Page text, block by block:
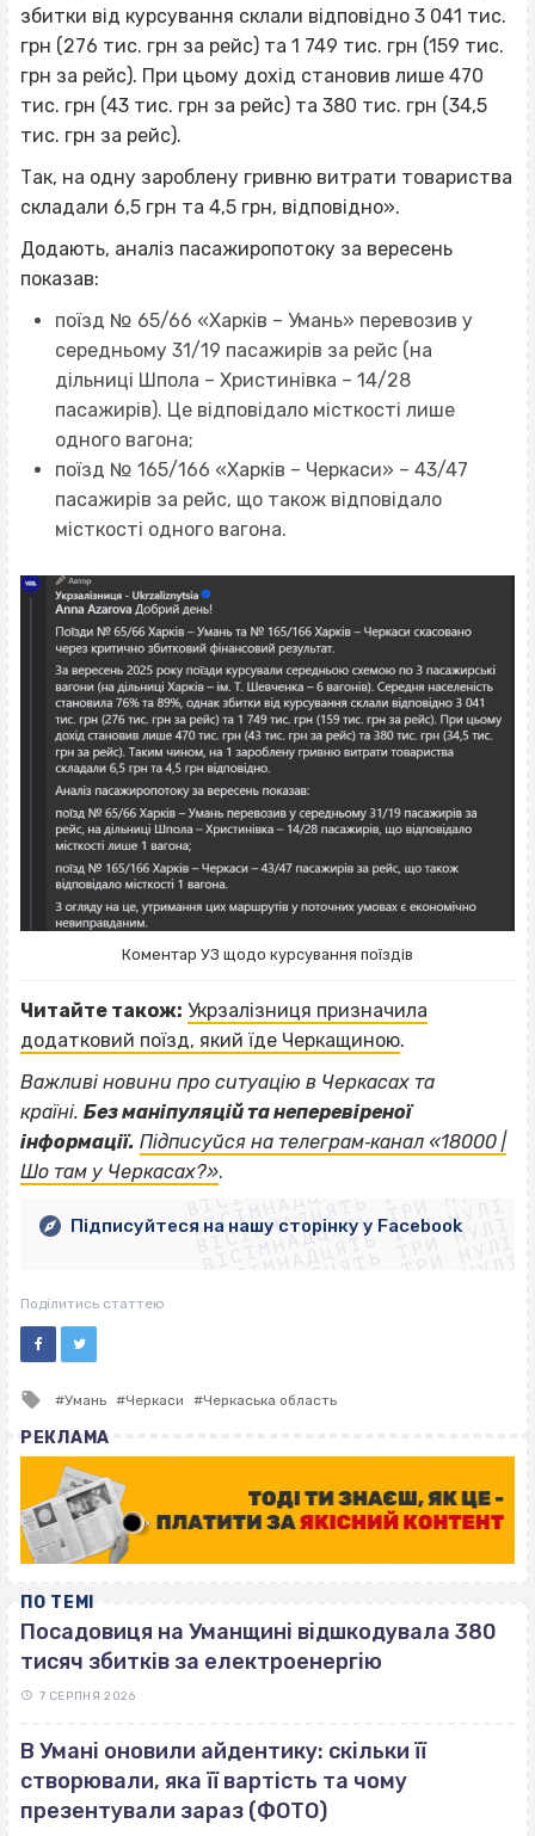
збитки від курсування склали відповідно 3 041 тис.
грн (276 тис. грн за рейс) та 1 749 тис. грн (159 тис.
грн за рейс). При цьому дохід становив лише 470
тис. грн (43 тис. грн за рейс) та 380 тис. грн (34,5
тис. грн за рейс).
Так, на одну зароблену гривню витрати товариства
складали 6,5 грн та 4,5 грн, відповідно».
Додають, аналіз пасажиропотоку за вересень
показав:
поїзд № 65/66 «Харків – Умань» перевозив у
середньому 31/19 пасажирів за рейс (на
дільниці Шпола – Христинівка – 14/28
пасажирів). Це відповідало місткості лише
одного вагона;
поїзд № 165/166 «Харків – Черкаси» – 43/47
пасажирів за рейс, що також відповідало
місткості одного вагона.
Коментар УЗ щодо курсування поїздів
Читайте також: Укрзалізниця призначила
додатковий поїзд, який їде Черкащиною.
Важливі новини про ситуацію в Черкасах та
країні. Без маніпуляцій та неперевіреної
інформації. Підписуйся на телеграм‐канал «18000 |
Шо там у Черкасах?».
ВІСІМНАДЦЯТЬ ТРИ НУЛІ
ВІСІМНАДЦЯТЬ ТРИ НУЛІ
ВІСІМНАДЦЯТЬ ТРИ НУЛІ
ВІСІМНАДЦЯТЬ ТРИ НУЛІ
ВІСІМНАДЦЯТЬ ТРИ НУЛІ
ВІСІМНАДЦЯТЬ ТРИ НУЛІ
ВІСІМНАДЦЯТЬ ТРИ НУЛІ
ВІСІМНАДЦЯТЬ ТРИ НУЛІ
Підписуйтеся на нашу сторінку у Facebook
Поділитись статтею
Tagged
Умань Черкаси Черкаська область
РЕКЛАМА
ПО ТЕМІ
Посадовиця на Уманщині відшкодувала 380
тисяч збитків за електроенергію
7 СЕРПНЯ 2026
В Умані оновили айдентику: скільки її
створювали, яка її вартість та чому
презентували зараз (ФОТО)